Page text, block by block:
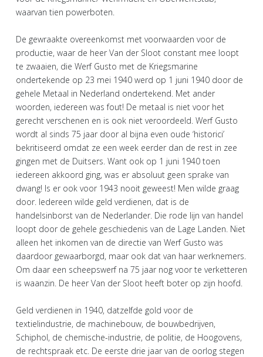
waarvan tien powerboten.
De gewraakte overeenkomst met voorwaarden voor de
productie, waar de heer Van der Sloot constant mee loopt
te zwaaien, die Werf Gusto met de Kriegsmarine
ondertekende op 23 mei 1940 werd op 1 juni 1940 door de
gehele Metaal in Nederland ondertekend. Met ander
woorden, iedereen was fout! De metaal is niet voor het
gerecht verschenen en is ook niet veroordeeld. Werf Gusto
wordt al sinds 75 jaar door al bijna even oude ‘historici’
bekritiseerd omdat ze een week eerder dan de rest in zee
gingen met de Duitsers. Want ook op 1 juni 1940 toen
iedereen akkoord ging, was er absoluut geen sprake van
dwang! Is er ook voor 1943 nooit geweest! Men wilde graag
door. Iedereen wilde geld verdienen, dat is de
handelsinborst van de Nederlander. Die rode lijn van handel
loopt door de gehele geschiedenis van de Lage Landen. Niet
alleen het inkomen van de directie van Werf Gusto was
daardoor gewaarborgd, maar ook dat van haar werknemers.
Om daar een scheepswerf na 75 jaar nog voor te verketteren
is waanzin. De heer Van der Sloot heeft boter op zijn hoofd.
Geld verdienen in 1940, datzelfde gold voor de
textielindustrie, de machinebouw, de bouwbedrijven,
Schiphol, de chemische-industrie, de politie, de Hoogovens,
de rechtspraak etc. De eerste drie jaar van de oorlog stegen